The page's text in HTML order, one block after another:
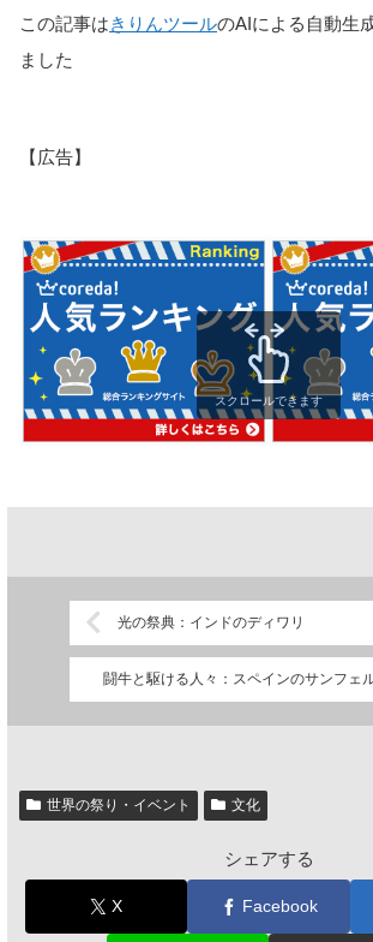
この記事はきりんツールのAIによる自動生
ました
【広告】
スクロールできます
光の祭典：インドのディワリ
闘牛と駆ける人々：スペインのサンフェ
世界の祭り・イベント 文化
シェアする
X Facebook